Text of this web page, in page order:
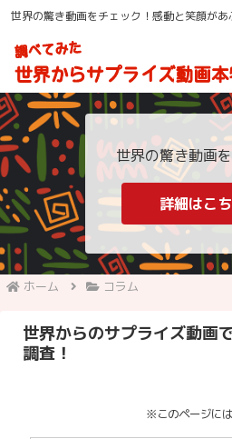
世界の驚き動画をチェック！感動と笑顔が
世界の驚き動画
詳細はこ
ホーム コラム
世界からのサプライズ動画
調査！
※このページに